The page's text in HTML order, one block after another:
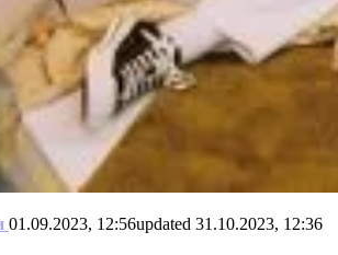
01.09.2023, 12:56updated 31.10.2023, 12:36